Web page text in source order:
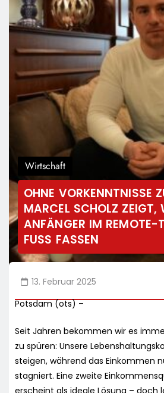
Wirtschaft
OHNE VORKENNTNISSE
MARCEL SCHOLZ ZEIGT,
ANFÄNGER IM REMOTE-
FUSS FASSEN
13. Februar 2025
Potsdam (ots) –
Seit Jahren bekommen wir es
zu spüren: Unsere
steigen, während das Einkommen
stagniert. Eine zweite
erscheint als ideale Lösung – doch